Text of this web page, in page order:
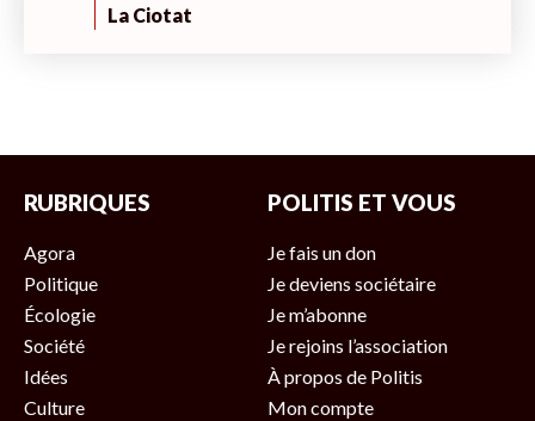
La Ciotat
RUBRIQUES
Agora
Politique
Écologie
Société
Idées
Culture
POLITIS ET VOUS
Je fais un don
Je deviens sociétaire
Je m’abonne
Je rejoins l’association
À propos de Politis
Mon compte